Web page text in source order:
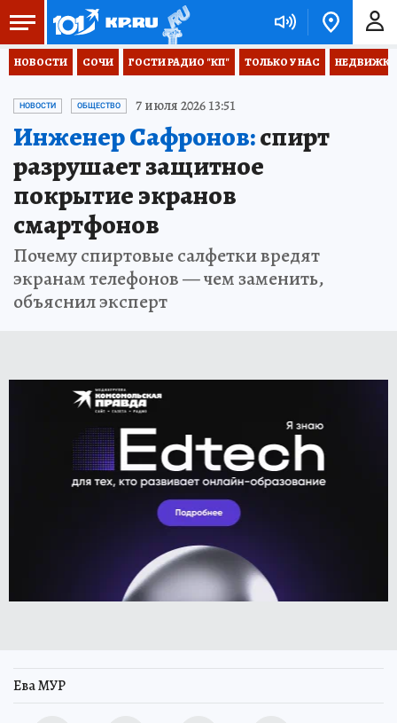
НОВОСТИ СОЧИ ГОСТИ РАДИО "КП" ТОЛЬКО У НАС НЕДВИЖКА
НОВОСТИ ОБЩЕСТВО 7 июля 2026 13:51
Инженер Сафронов:спирт
разрушает защитное
покрытие экранов
смартфонов
Почему спиртовые салфетки вредят
экранам телефонов — чем заменить,
объяснил эксперт
Ева МУР